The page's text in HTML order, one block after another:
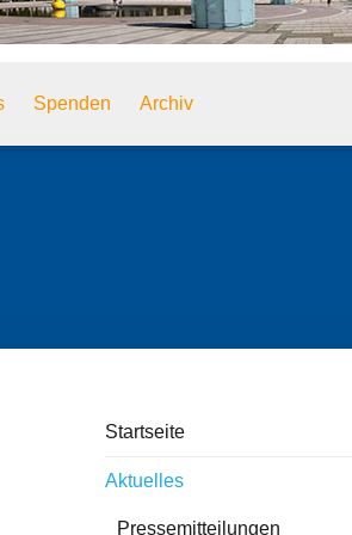
Spenden Archiv
Startseite
Aktuelles
Pressemitteilungen